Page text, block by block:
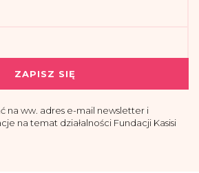
ZAPISZ SIĘ
na ww. adres e-mail newsletter i
na temat działalności Fundacji Kasisi